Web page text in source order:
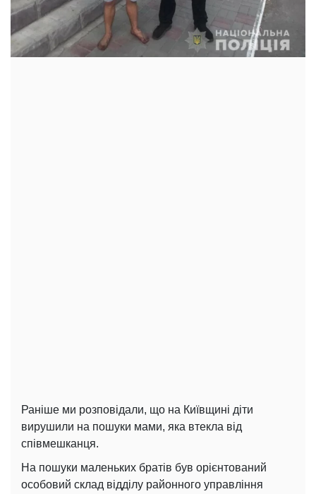
Раніше ми розповідали, що на Київщині діти
вирушили на пошуки мами, яка втекла від
співмешканця.
На пошуки маленьких братів був орієнтований
особовий склад відділу районного управління